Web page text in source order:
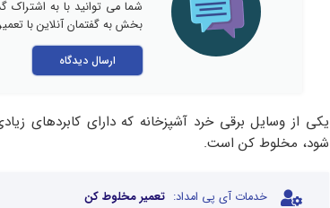
شما می توانید با به اشتراک
بخش به گفتمان آنلاین با
ارسال دیدگاه
یکی از وسایل برقی خرد آشپزخانه که دارای کابردهای
شود، مخلوط کن است.
خدمات آی پی امداد: تعمیر مخلوط کن